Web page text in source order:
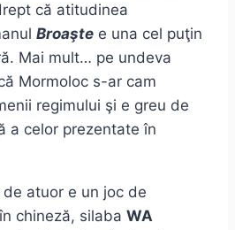
că atitudinea
Broaşte e una cel puţin
Mai mult… pe undeva
Mormoloc s-ar cam
regimului şi e greu de
a celor prezentate în
de atuor e un joc de
chineză, silaba WA